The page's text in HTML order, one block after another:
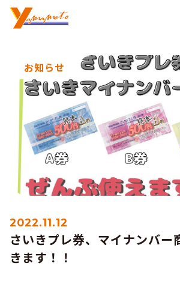
お知らせ
2022.11.12
さいきプレ券、マイナンバー
きます！！